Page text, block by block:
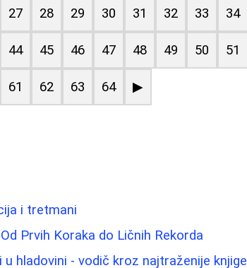
27 28 29 30 31 32 33 34
44 45 46 47 48 49 50 51
61 62 63 64 ▶
i tretmani
Prvih Koraka do Ličnih Rekorda
hladovini - vodič kroz najtraženije knjige